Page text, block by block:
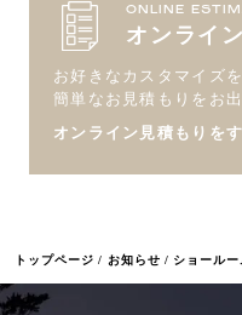
トップページ お知らせ ショール
ONLINE
オンライ
お好きなカスタマイズ
簡単なお見積もりをお
オンライン見積もりを